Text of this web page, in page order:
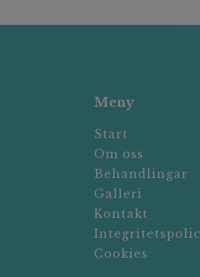
Meny
Start
Om oss
Behandlingar
Galleri
Kontakt
Cookies